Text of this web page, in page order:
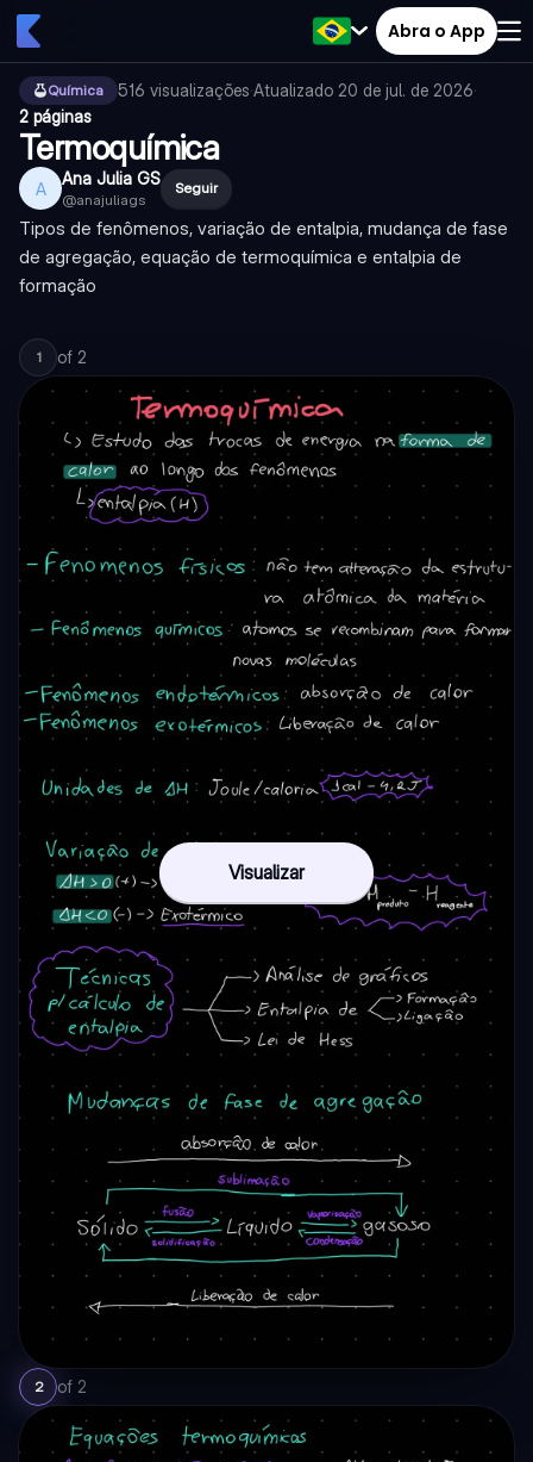
Abra o App
Química 516 visualizações·Atualizado 20 de jul. de 2026·
2 páginas
Termoquímica
A Ana Julia GS
@anajuliags
Seguir
Tipos de fenômenos, variação de entalpia, mudança de fase
de agregação, equação de termoquímica e entalpia de
formação
1 of 2
Visualizar
2 of 2